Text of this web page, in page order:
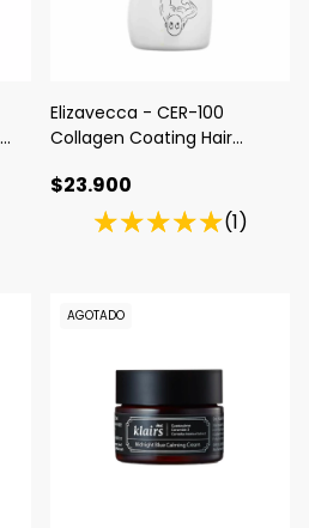
Elizavecca - CER-100
Collagen Coating Hair
$23.900
(1)
AGOTADO